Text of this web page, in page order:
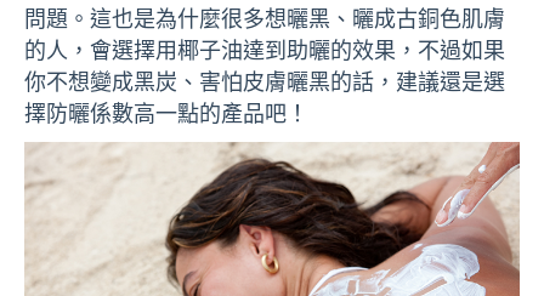
問題。這也是為什麼很多想曬黑、曬成古銅色肌膚
的人，會選擇用椰子油達到助曬的效果，不過如果
你不想變成黑炭、害怕皮膚曬黑的話，建議還是選
擇防曬係數高一點的產品吧！